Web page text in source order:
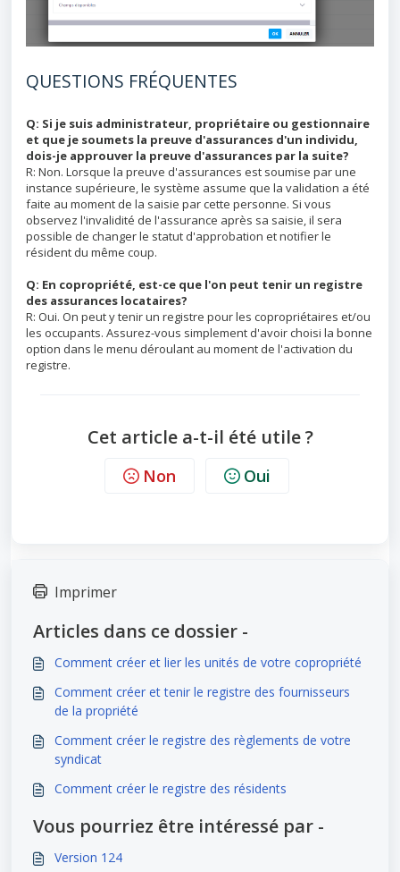
QUESTIONS FRÉQUENTES
Q: Si je suis administrateur, propriétaire ou gestionnaire
et que je soumets la preuve d'assurances d'un individu,
dois-je approuver la preuve d'assurances par la suite?
R: Non. Lorsque la preuve d'assurances est soumise par une
instance supérieure, le système assume que la validation a été
faite au moment de la saisie par cette personne. Si vous
observez l'invalidité de l'assurance après sa saisie, il sera
possible de changer le statut d'approbation et notifier le
résident du même coup.
Q: En copropriété, est-ce que l'on peut tenir un registre
des assurances locataires?
R: Oui. On peut y tenir un registre pour les copropriétaires et/ou
les occupants. Assurez-vous simplement d'avoir choisi la bonne
option dans le menu déroulant au moment de l'activation du
registre.
Cet article a-t-il été utile ?
Non Oui
Imprimer
Articles dans ce dossier -
Comment créer et lier les unités de votre copropriété
Comment créer et tenir le registre des fournisseurs
de la propriété
Comment créer le registre des règlements de votre
syndicat
Comment créer le registre des résidents
Vous pourriez être intéressé par -
Version 124